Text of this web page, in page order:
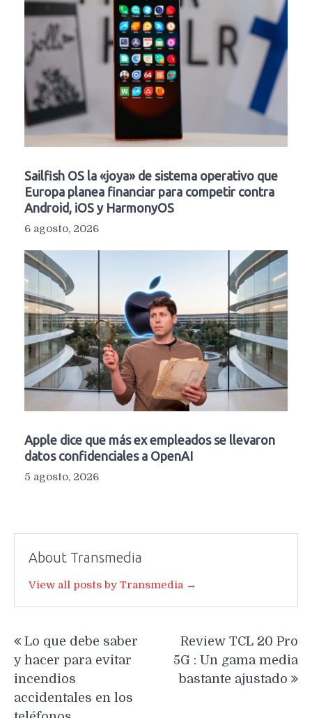
Sailfish OS la «joya» de sistema operativo que
Europa planea financiar para competir contra
Android, iOS y HarmonyOS
6 agosto, 2026
Apple dice que más ex empleados se llevaron
datos confidenciales a OpenAI
5 agosto, 2026
About Transmedia
View all posts by Transmedia →
de
entradas
Lo que debe saber
y hacer para evitar
incendios
accidentales en los
Review TCL 20 Pro
5G : Un gama media
bastante ajustado